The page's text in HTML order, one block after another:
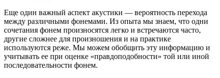
Еще один важный аспект акустики — вероятность перехода
между различными фонемами. Из опыта мы знаем, что одни
сочетания фонем произносятся легко и встречаются часто,
другие сложнее для произношения и на практике
используются реже. Мы можем обобщить эту информацию и
учитывать ее при оценке «правдоподобности» той или иной
последовательности фонем.